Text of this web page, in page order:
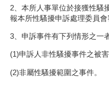
2、本所人事單位於接獲性騷
報本所性騷擾申訴處理委員會
3、申訴事件有下列情形之一
(1)申訴人非性騷擾事件之被害
(2)非屬性騷擾範圍之事件。